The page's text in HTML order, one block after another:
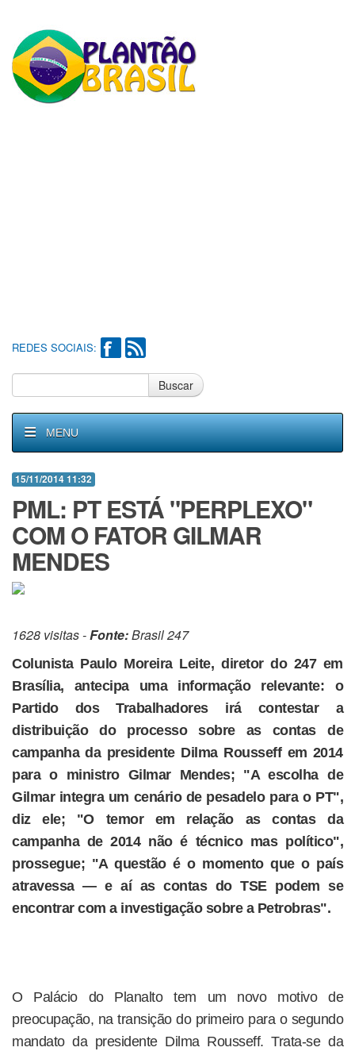
REDES SOCIAIS:
Buscar
MENU
15/11/2014 11:32
PML: PT ESTÁ "PERPLEXO"
COM O FATOR GILMAR
MENDES
1628 visitas -Fonte:Brasil 247
Colunista Paulo Moreira Leite, diretor do 247 em
Brasília, antecipa uma informação relevante: o
Partido dos Trabalhadores irá contestar a
distribuição do processo sobre as contas de
campanha da presidente Dilma Rousseff em 2014
para o ministro Gilmar Mendes; "A escolha de
Gilmar integra um cenário de pesadelo para o PT",
diz ele; "O temor em relação as contas da
campanha de 2014 não é técnico mas político",
prossegue; "A questão é o momento que o país
atravessa — e aí as contas do TSE podem se
encontrar com a investigação sobre a Petrobras".
O Palácio do Planalto tem um novo motivo de
preocupação, na transição do primeiro para o segundo
mandato da presidente Dilma Rousseff. Trata-se da